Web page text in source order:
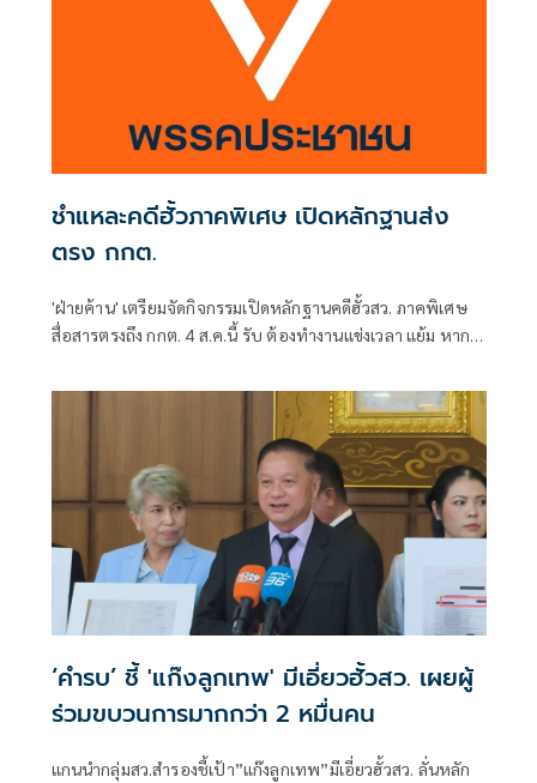
ชำแหละคดีฮั้วภาคพิเศษ เปิดหลักฐานส่ง
ตรง กกต.
'ฝ่ายค้าน' เตรียมจัดกิจกรรมเปิดหลักฐานคดีฮั้วสว. ภาคพิเศษ
สื่อสารตรงถึง กกต. 4 ส.ค.นี้ รับ ต้องทำงานแข่งเวลา แย้ม หาก
การปฏิบัติหน้าที่หรือไม่
‘คำรบ’ ชี้ 'แก๊งลูกเทพ' มีเอี่ยวฮั้วสว. เผยผู้
ร่วมขบวนการมากกว่า 2 หมื่นคน
แกนนำกลุ่มสว.สำรองชี้เป้า”แก๊งลูกเทพ”มีเอี่ยวฮั้วสว. ลั่นหลัก